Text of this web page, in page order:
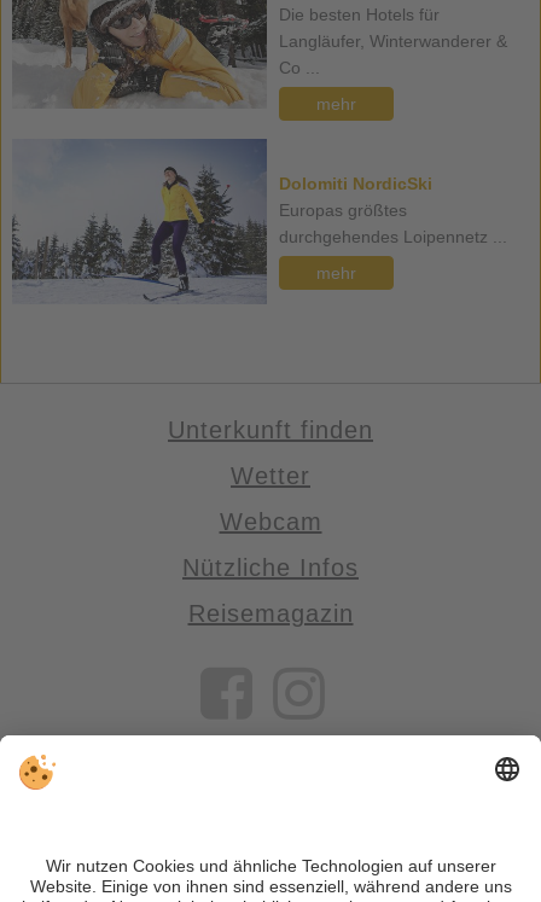
Die besten Hotels für
Langläufer, Winterwanderer &
Co ...
mehr
Dolomiti NordicSki
Europas größtes
durchgehendes Loipennetz ...
mehr
Unterkunft finden
Wetter
Webcam
Nützliche Infos
Reisemagazin
VIVOSüdtirol ist das Reiseportal für alle, die Südtirol nicht nur